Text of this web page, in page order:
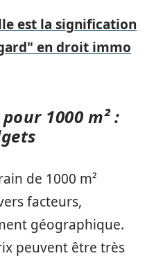
est la signification
en droit immo
1000 m² :
de 1000 m²
facteurs,
géographique.
peuvent être très